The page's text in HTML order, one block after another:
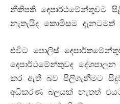
නීතිපති දෙපාර්ථමේන්තුවට
නැතැයිද කොමිසම දැනටමත්
එවිට පොලිස්
දෙපාර්ථමේන්තුවද
කර ඇති බව පිලිගැනීමට
අධිකරණ බලයක් නැතත්